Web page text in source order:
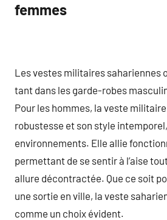
femmes
Les vestes militaires sahariennes
tant dans les garde-robes
Pour les hommes, la veste
robustesse et son style
environnements. Elle allie
permettant de se sentir à l’aise
allure décontractée. Que ce soit
une sortie en ville, la veste
comme un choix évident.